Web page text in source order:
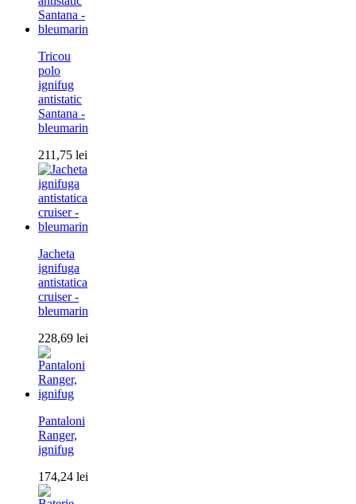
Tricou
polo
ignifug
antistatic
Santana -
bleumarin
211,75 lei
Jacheta
ignifuga
antistatica
cruiser -
bleumarin
228,69 lei
Pantaloni
Ranger,
ignifug
174,24 lei